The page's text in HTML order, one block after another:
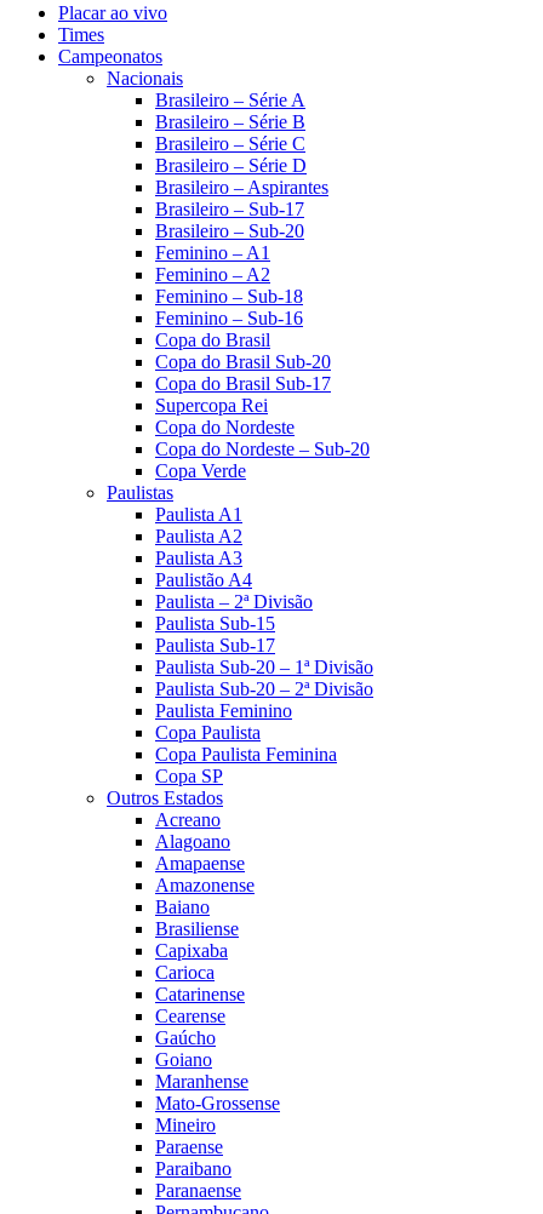
Placar ao vivo
Times
Campeonatos
Nacionais
Brasileiro – Série A
Brasileiro – Série B
Brasileiro – Série C
Brasileiro – Série D
Brasileiro – Aspirantes
Brasileiro – Sub-17
Brasileiro – Sub-20
Feminino – A1
Feminino – A2
Feminino – Sub-18
Feminino – Sub-16
Copa do Brasil
Copa do Brasil Sub-20
Copa do Brasil Sub-17
Supercopa Rei
Copa do Nordeste
Copa do Nordeste – Sub-20
Copa Verde
Paulistas
Paulista A1
Paulista A2
Paulista A3
Paulistão A4
Paulista – 2ª Divisão
Paulista Sub-15
Paulista Sub-17
Paulista Sub-20 – 1ª Divisão
Paulista Sub-20 – 2ª Divisão
Paulista Feminino
Copa Paulista
Copa Paulista Feminina
Copa SP
Outros Estados
Acreano
Alagoano
Amapaense
Amazonense
Baiano
Brasiliense
Capixaba
Carioca
Catarinense
Cearense
Gaúcho
Goiano
Maranhense
Mato-Grossense
Mineiro
Paraense
Paraibano
Paranaense